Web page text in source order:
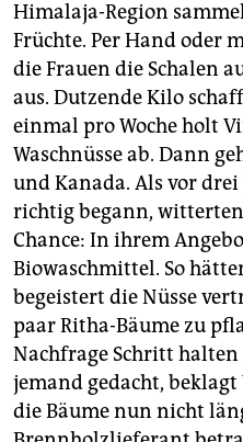
Himalaja-Region
Früchte. Per Hand oder
die Frauen die Schalen
aus. Dutzende Kilo
einmal pro Woche holt
Waschnüsse ab. Dann
und Kanada. Als vor drei
richtig begann,
Chance: In ihrem
Biowaschmittel. So
begeistert die Nüsse
paar Ritha-Bäume zu
Nachfrage Schritt
jemand gedacht,
die Bäume nun nicht